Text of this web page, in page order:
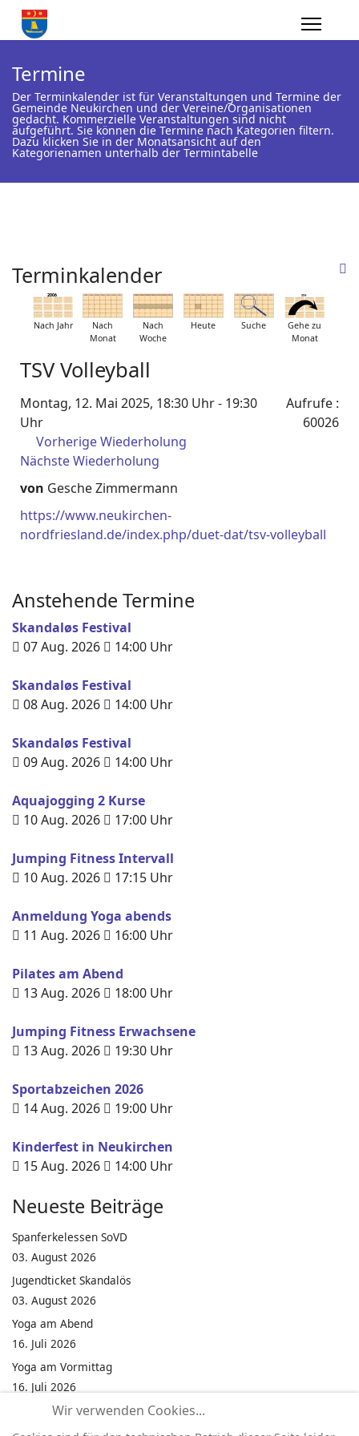
Termine
Der Terminkalender ist für Veranstaltungen und Termine der
Gemeinde Neukirchen und der Vereine/Organisationen
gedacht. Kommerzielle Veranstaltungen sind nicht
aufgeführt. Sie können die Termine nach Kategorien filtern.
Dazu klicken Sie in der Monatsansicht auf den
Kategorienamen unterhalb der Termintabelle
Terminkalender
Nach Jahr
Nach
Monat
Nach
Woche
Heute Suche
Gehe zu
Monat
TSV Volleyball
Montag, 12. Mai 2025, 18:30 Uhr - 19:30
Uhr
Vorherige Wiederholung
Nächste Wiederholung
Aufrufe :
60026
von Gesche Zimmermann
https://www.neukirchen-
nordfriesland.de/index.php/duet-dat/tsv-volleyball
Anstehende Termine
Skandaløs Festival
07 Aug. 2026
14:00 Uhr
Skandaløs Festival
08 Aug. 2026
14:00 Uhr
Skandaløs Festival
09 Aug. 2026
14:00 Uhr
Aquajogging 2 Kurse
10 Aug. 2026
17:00 Uhr
Jumping Fitness Intervall
10 Aug. 2026
17:15 Uhr
Anmeldung Yoga abends
11 Aug. 2026
16:00 Uhr
Pilates am Abend
13 Aug. 2026
18:00 Uhr
Jumping Fitness Erwachsene
13 Aug. 2026
19:30 Uhr
Sportabzeichen 2026
14 Aug. 2026
19:00 Uhr
Kinderfest in Neukirchen
15 Aug. 2026
14:00 Uhr
Neueste Beiträge
Spanferkelessen SoVD
03. August 2026
Jugendticket Skandalös
03. August 2026
Yoga am Abend
16. Juli 2026
Yoga am Vormittag
16. Juli 2026
Pilates am Abend
16. Juli 2026
Wir verwenden Cookies...